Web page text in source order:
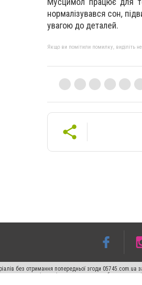
нормалізувався сон,
увагою до деталей.
Якщо ви помітили помилку, виділіть
без отримання попередньої згоди
на цитовані статті не нижче другого абзацу в